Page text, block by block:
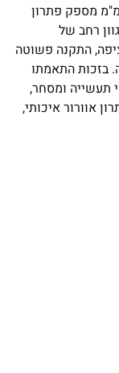
מאוורר הפאנל הצירי התעשייתי בקוטר 400 מ"מ מספק פתרון
רחב של
התקנה פשוטה
בזכות התאמתו
תעשייה ומסחר,
אוורור איכותי,